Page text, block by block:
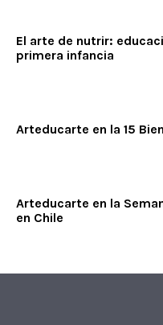
El arte de nutrir:
primera infancia
Arteducarte en la 15
Arteducarte en la
en Chile